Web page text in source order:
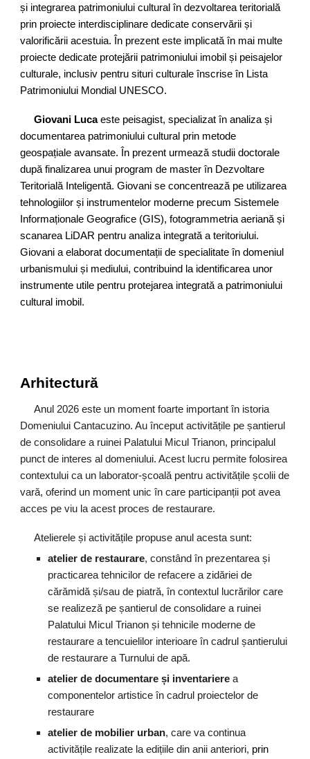
și integrarea patrimoniului cultural în dezvoltarea teritorială
prin proiecte interdisciplinare dedicate conservării și
valorificării acestuia. În prezent este implicată în mai multe
proiecte dedicate protejării patrimoniului imobil și peisajelor
culturale, inclusiv pentru situri culturale înscrise în Lista
Patrimoniului Mondial UNESCO.
Giovani Lucaeste peisagist, specializat în analiza și
documentarea patrimoniului cultural prin metode
geospațiale avansate. În prezent urmează studii doctorale
după finalizarea unui program de master în Dezvoltare
Teritorială Inteligentă. Giovani se concentrează pe utilizarea
tehnologiilor și instrumentelor moderne precum Sistemele
Informaționale Geografice (GIS), fotogrammetria aeriană și
scanarea LiDAR pentru analiza integrată a teritoriului.
Giovani a elaborat documentații de specialitate în domeniul
urbanismului și mediului, contribuind la identificarea unor
instrumente utile pentru protejarea integrată a patrimoniului
cultural imobil.
Arhitectură
Anul 2026 este un moment foarte important în istoria
Domeniului Cantacuzino. Au început activitățile pe șantierul
de consolidare a ruinei Palatului Micul Trianon, principalul
punct de interes al domeniului. Acest lucru permite folosirea
contextului ca un laborator-școală pentru activitățile școlii de
vară, oferind un moment unic în care participanții pot avea
acces pe viu la acest proces de restaurare.
Atelierele și activitățile propuse anul acesta sunt:
atelier de restaurare, constând în prezentarea și
practicarea tehnicilor de refacere a zidăriei de
cărămidă și/sau de piatră, în contextul lucrărilor care
se realizeză pe șantierul de consolidare a ruinei
Palatului Micul Trianon și tehnicile moderne de
restaurare a tencuielilor interioare în cadrul șantierului
de restaurare a Turnului de apă.
atelier de documentare și inventariere a
componentelor artistice în cadrul proiectelor de
restaurare
atelier de mobilier urban, care va continua
activitățile realizate la edițiile din anii anteriori, prin